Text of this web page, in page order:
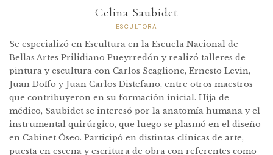
Celina Saubidet
ESCULTORA
Se especializó en Escultura en la Escuela Nacional de
Bellas Artes Prilidiano Pueyrredón y realizó talleres de
pintura y escultura con Carlos Scaglione, Ernesto Levin,
Juan Doffo y Juan Carlos Distefano, entre otros maestros
que contribuyeron en su formación inicial. Hija de
médico, Saubidet se interesó por la anatomía humana y el
instrumental quirúrgico, que luego se plasmó en el diseño
en Cabinet Óseo. Participó en distintas clínicas de arte,
puesta en escena y escritura de obra con referentes como